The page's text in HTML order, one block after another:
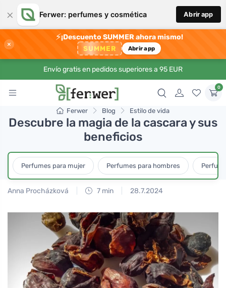
× Ferwer: perfumes y cosmética Abrir app
×
⚡¡Descuento SUMMER ahora mismo!
SUMMER Abrir app
Envío gratis en pedidos superiores a 95 EUR
0
Ferwer Blog Estilo de vida
Descubre la magia de la cascara y sus
beneficios
Perfumes para mujer Perfumes para hombres
Anna Procházková 7 min 28.7.2024